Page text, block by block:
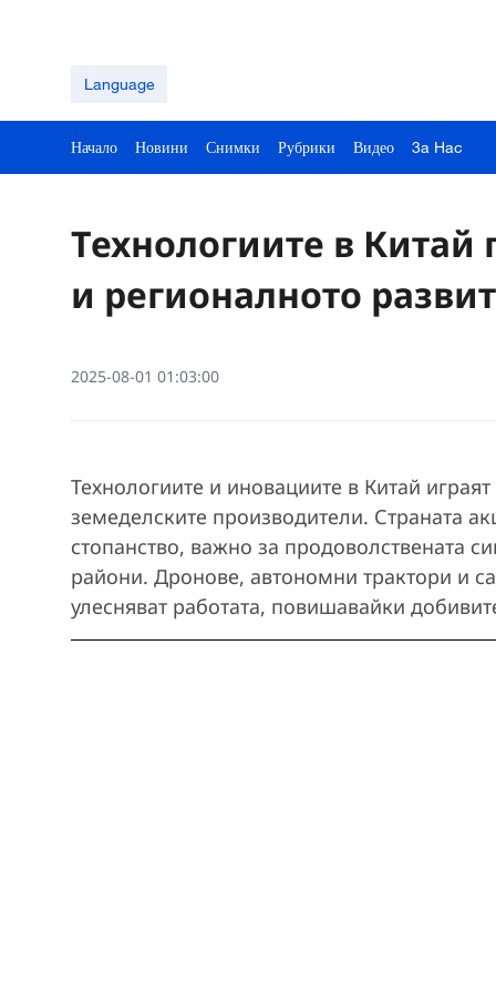
Language
Начало Новини Снимки Рубрики Видео 3a Hac
Технологиите в
и регионалното
2025-08-01 01:03:00
Технологиите и иновациите в Китай
земеделските производители. Страната
стопанство, важно за продоволствената
райони. Дронове, автономни трактори и
улесняват работата, повишавайки